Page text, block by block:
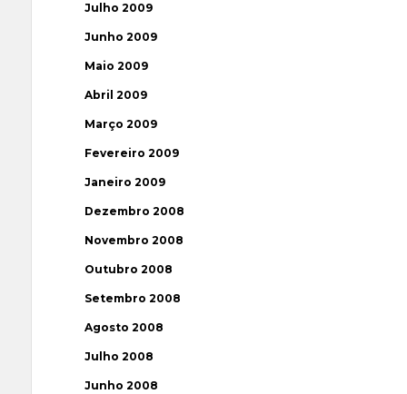
Julho 2009
Junho 2009
Maio 2009
Abril 2009
Março 2009
Fevereiro 2009
Janeiro 2009
Dezembro 2008
Novembro 2008
Outubro 2008
Setembro 2008
Agosto 2008
Julho 2008
Junho 2008